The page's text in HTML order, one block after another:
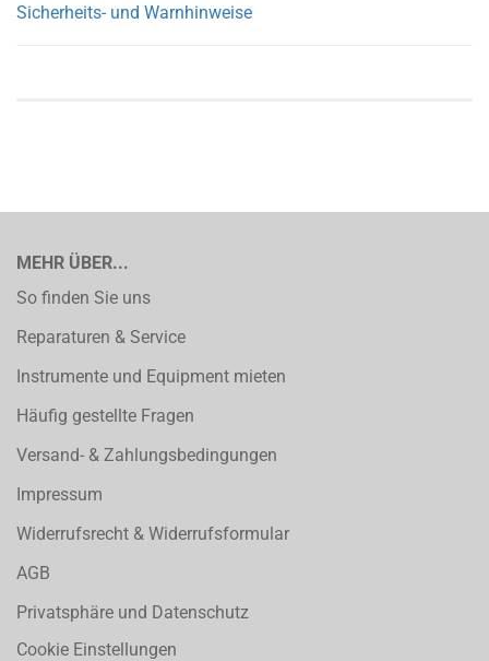
Sicherheits- und Warnhinweise
MEHR ÜBER...
So finden Sie uns
Reparaturen & Service
Instrumente und Equipment mieten
Häufig gestellte Fragen
Versand- & Zahlungsbedingungen
Impressum
Widerrufsrecht & Widerrufsformular
AGB
Privatsphäre und Datenschutz
Cookie Einstellungen